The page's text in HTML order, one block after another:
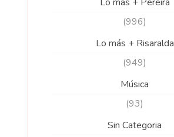
(996)
Lo más + Risaralda
(949)
Música
(93)
Sin Categoria